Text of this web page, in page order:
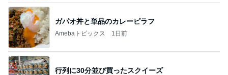
ガパオ丼と単品のカレーピラフ
Amebaトピックス 1日前
行列に30分並び買ったスクイーズ